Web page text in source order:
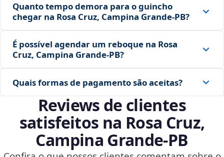
Quanto tempo demora para o guincho
chegar na Rosa Cruz, Campina Grande‑PB?
É possível agendar um reboque na Rosa
Cruz, Campina Grande‑PB?
Quais formas de pagamento são aceitas?
Reviews de clientes
satisfeitos na Rosa Cruz,
Campina Grande‑PB